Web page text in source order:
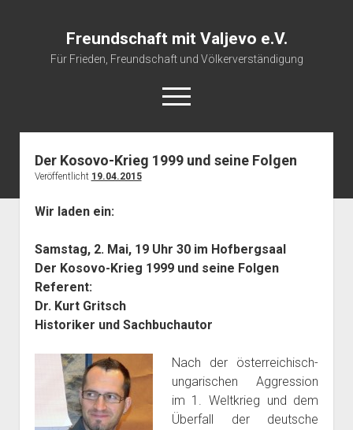
Freundschaft mit Valjevo e.V.
Für Frieden, Freundschaft und Völkerverständigung
open
menu
Startseite
Der Kosovo-Krieg 1999 und seine Folgen
Veröffentlicht 19.04.2015
Wir laden ein:
Samstag, 2. Mai, 19 Uhr 30 im Hofbergsaal
Der Kosovo-Krieg 1999 und seine Folgen
Referent:
Dr. Kurt Gritsch
Historiker und Sachbuchautor
Nach der österreichisch-
ungarischen Aggression
im 1. Weltkrieg und dem
Überfall der deutsche